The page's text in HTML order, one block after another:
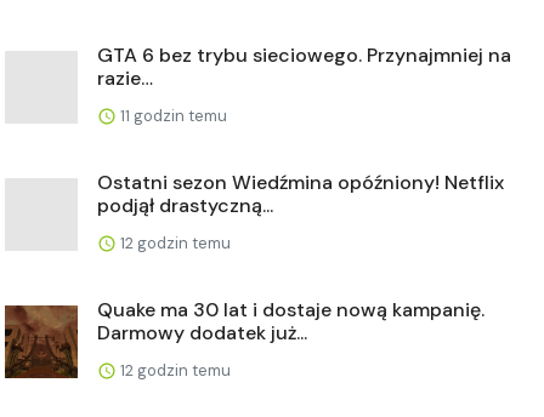
GTA 6 bez trybu sieciowego. Przynajmniej na
razie…
11 godzin temu
Ostatni sezon Wiedźmina opóźniony! Netflix
podjął drastyczną...
12 godzin temu
Quake ma 30 lat i dostaje nową kampanię.
Darmowy dodatek już...
12 godzin temu